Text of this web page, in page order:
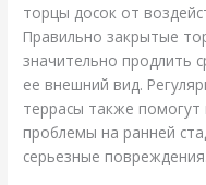
торцы досок от
Правильно закрытые
значительно продлить
ее внешний вид.
террасы также
проблемы на ранней
серьезные повреждения.